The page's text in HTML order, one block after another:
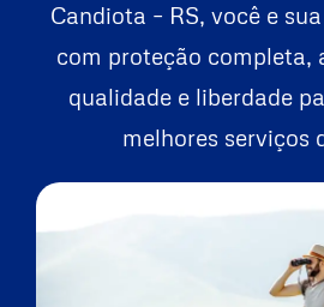
Candiota – RS, você e
com proteção completa,
qualidade e liberdade
melhores serviços